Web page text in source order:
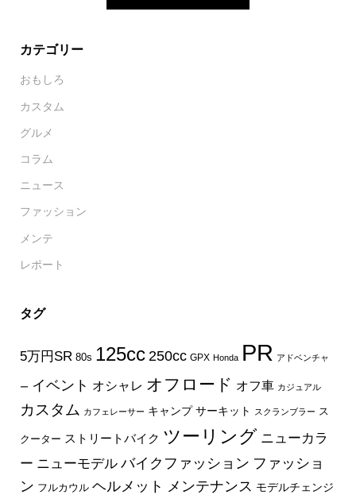
カテゴリー
おもしろ
カスタム
グルメ
コラム
ニュース
ファッション
メンテ
レポート
タグ
5万円SR 80s 125cc 250cc GPX Honda PR アドベンチャ
ー イベント オシャレ オフロード オフ車 カジュアル
カスタム カフェレーサー キャンプ サーキット スクランブラー ス
クーター ストリートバイク ツーリング ニューカラ
ー ニューモデル バイクファッション ファッショ
ン フルカウル ヘルメット メンテナンス モデルチェンジ